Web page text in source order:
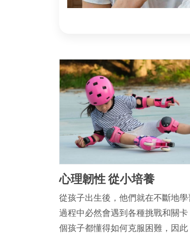
心理韌性 從小培養
從孩子出生後，他們就在不斷地學
過程中必然會遇到各種挑戰和關
個孩子都懂得如何克服困難，因